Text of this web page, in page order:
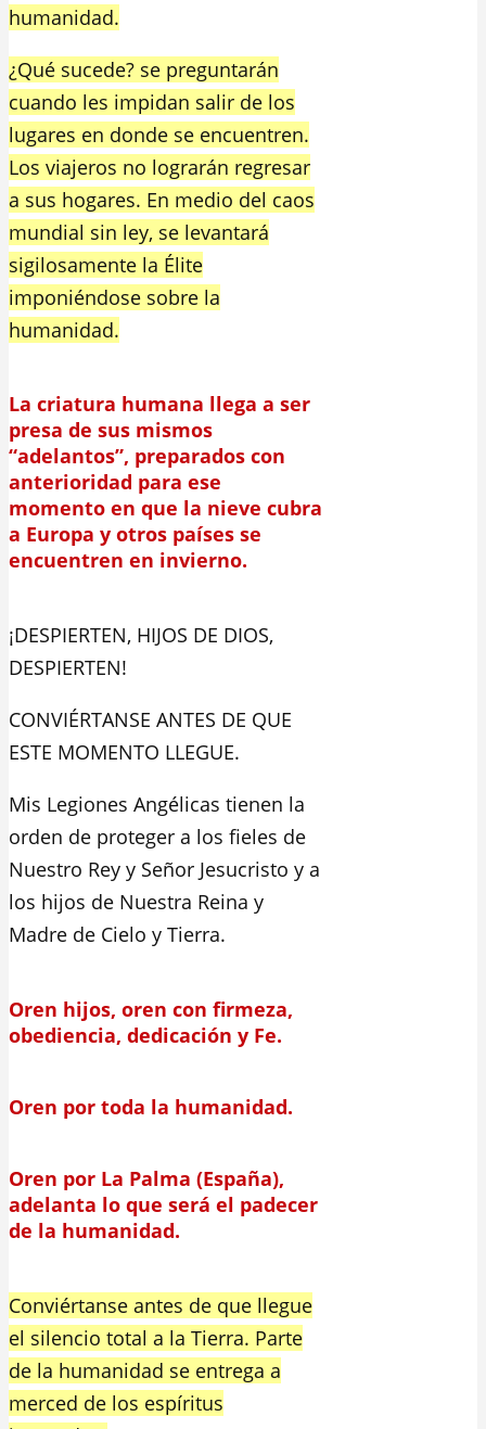
humanidad.
¿Qué sucede? se preguntarán
cuando les impidan salir de los
lugares en donde se encuentren.
Los viajeros no lograrán regresar
a sus hogares. En medio del caos
mundial sin ley, se levantará
sigilosamente la Élite
imponiéndose sobre la
humanidad.
La criatura humana llega a ser
presa de sus mismos
“adelantos”, preparados con
anterioridad para ese
momento en que la nieve cubra
a Europa y otros países se
encuentren en invierno.
¡DESPIERTEN, HIJOS DE DIOS,
DESPIERTEN!
CONVIÉRTANSE ANTES DE QUE
ESTE MOMENTO LLEGUE.
Mis Legiones Angélicas tienen la
orden de proteger a los fieles de
Nuestro Rey y Señor Jesucristo y a
los hijos de Nuestra Reina y
Madre de Cielo y Tierra.
Oren hijos, oren con firmeza,
obediencia, dedicación y Fe.
Oren por toda la humanidad.
Oren por La Palma (España),
adelanta lo que será el padecer
de la humanidad.
Conviértanse antes de que llegue
el silencio total a la Tierra. Parte
de la humanidad se entrega a
merced de los espíritus